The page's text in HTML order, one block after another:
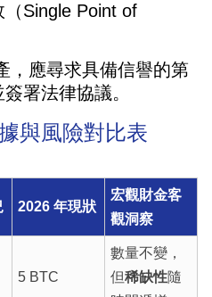
Single Point of
，應尋求具備信譽的第
署法律協議。
與風險對比表
2026 年現狀
宏觀財金客
觀洞察
5 BTC
數量不變，
但稀缺性隨